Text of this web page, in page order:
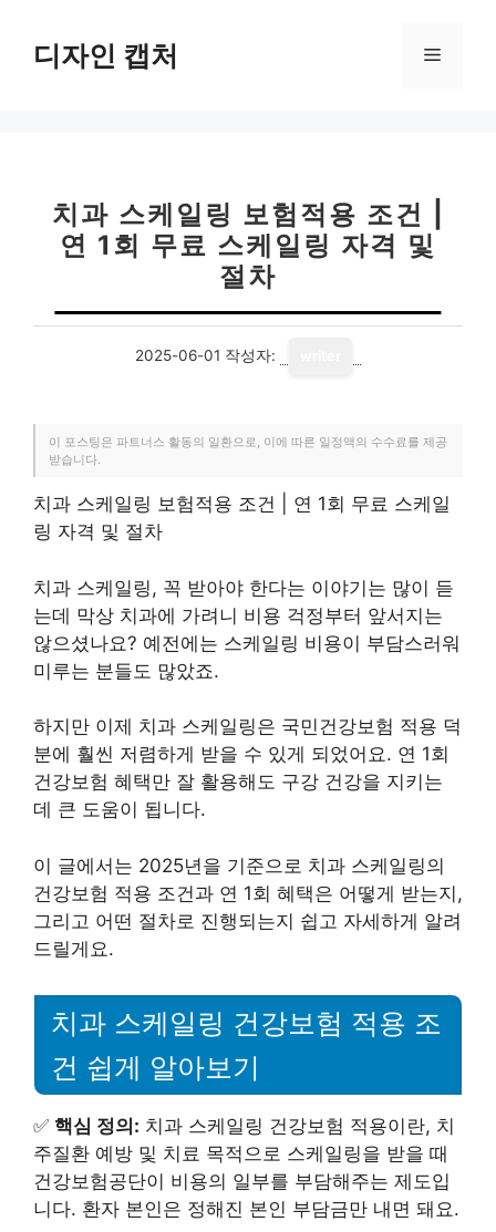
디자인 캡처 메
치과 스케일링 보험적용 조건 |
연 1회 무료 스케일링 자격 및
절차
2025-06-01 작성자:
이 포스팅은 파트너스 활동의 일환으로, 이에 따른 일정액의 수수료를 제공
받습니다.
치과 스케일링 보험적용 조건 | 연 1회 무료 스케일
링 자격 및 절차
치과 스케일링, 꼭 받아야 한다는 이야기는 많이 듣
는데 막상 치과에 가려니 비용 걱정부터 앞서지는
않으셨나요? 예전에는 스케일링 비용이 부담스러워
미루는 분들도 많았죠.
하지만 이제 치과 스케일링은 국민건강보험 적용 덕
분에 훨씬 저렴하게 받을 수 있게 되었어요. 연 1회
건강보험 혜택만 잘 활용해도 구강 건강을 지키는
데 큰 도움이 됩니다.
이 글에서는 2025년을 기준으로 치과 스케일링의
건강보험 적용 조건과 연 1회 혜택은 어떻게 받는지,
그리고 어떤 절차로 진행되는지 쉽고 자세하게 알려
드릴게요.
치과 스케일링 건강보험 적용 조
건 쉽게 알아보기
✅ 핵심 정의: 치과 스케일링 건강보험 적용이란, 치
주질환 예방 및 치료 목적으로 스케일링을 받을 때
건강보험공단이 비용의 일부를 부담해주는 제도입
니다. 환자 본인은 정해진 본인 부담금만 내면 돼요.